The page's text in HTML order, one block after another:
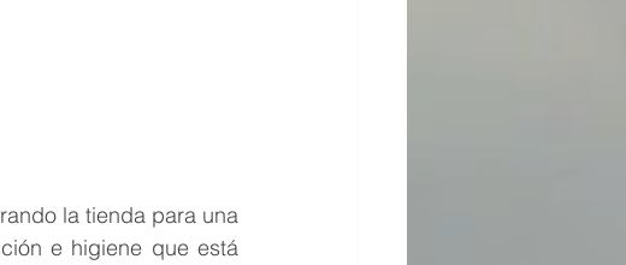
la tienda para una
e higiene que está